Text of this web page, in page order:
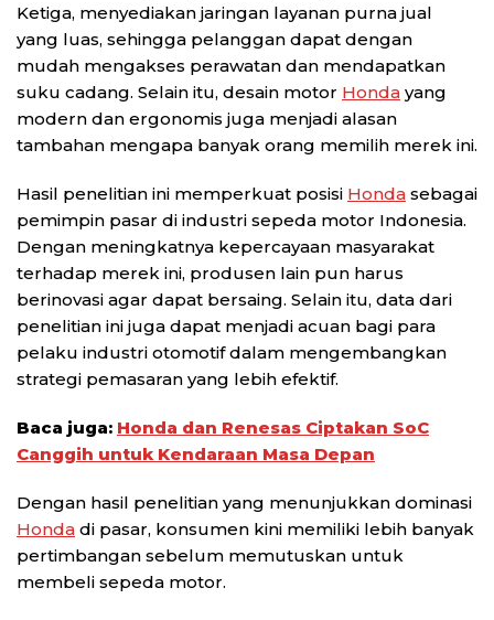
Ketiga, menyediakan jaringan layanan purna jual
yang luas, sehingga pelanggan dapat dengan
mudah mengakses perawatan dan mendapatkan
suku cadang. Selain itu, desain motor Honda yang
modern dan ergonomis juga menjadi alasan
tambahan mengapa banyak orang memilih merek ini.
Hasil penelitian ini memperkuat posisi Honda sebagai
pemimpin pasar di industri sepeda motor Indonesia.
Dengan meningkatnya kepercayaan masyarakat
terhadap merek ini, produsen lain pun harus
berinovasi agar dapat bersaing. Selain itu, data dari
penelitian ini juga dapat menjadi acuan bagi para
pelaku industri otomotif dalam mengembangkan
strategi pemasaran yang lebih efektif.
Baca juga: Honda dan Renesas Ciptakan SoC
Canggih untuk Kendaraan Masa Depan
Dengan hasil penelitian yang menunjukkan dominasi
Honda di pasar, konsumen kini memiliki lebih banyak
pertimbangan sebelum memutuskan untuk
membeli sepeda motor.